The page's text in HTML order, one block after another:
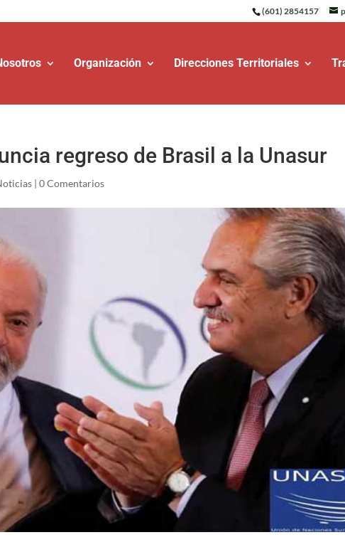
(601) 2854157
Organización Direcciones Territoriales
regreso de Brasil a la Unasur
|0 Comentarios